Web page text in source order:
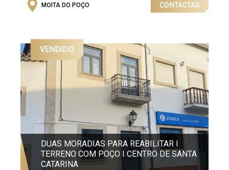
MOITA DO POÇO CONTACTAR
VENDIDO
DUAS MORADIAS PARA REABILITAR I
TERRENO COM POÇO I CENTRO DE SANTA
CATARINA